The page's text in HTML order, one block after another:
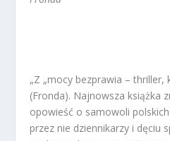
„Z „mocy bezprawia – thriller,
(Fronda). Najnowsza książka
opowieść o samowoli polskich
przez nie dziennikarzy i dęciu